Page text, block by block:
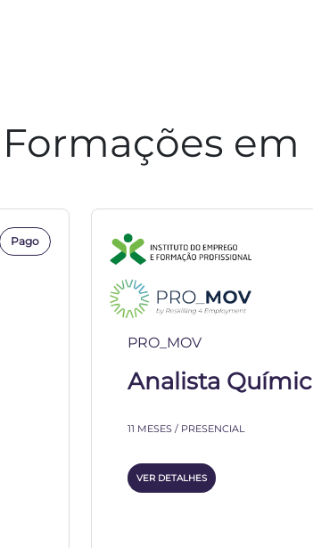
Formações
Pago
PRO_MOV
Analista
11 MESES / PRESENCIAL
VER DETALHES